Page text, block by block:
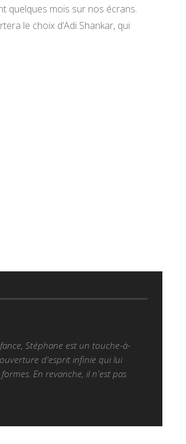
quelques mois sur nos écrans.
le choix d’Adi Shankar, qui
Stéphane est un touche-à-
d'esprit infinie qui lui
En revanche, il n'est pas